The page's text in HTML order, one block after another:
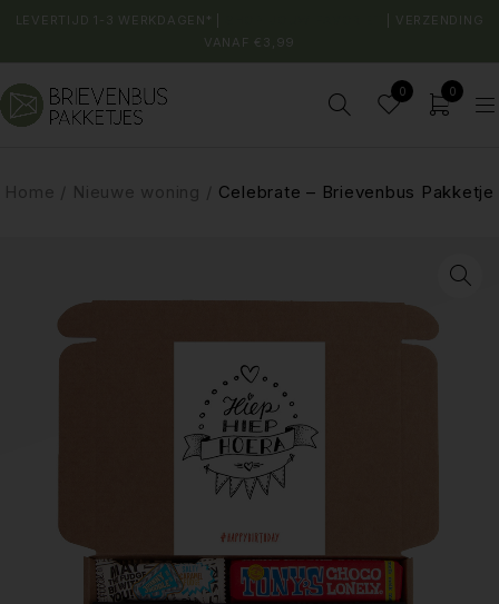
LEVERTIJD 1-3 WERKDAGEN* |
| VERZENDING
VANAF €3,99
0 0
Home / Nieuwe woning / Celebrate – Brievenbus Pakketje